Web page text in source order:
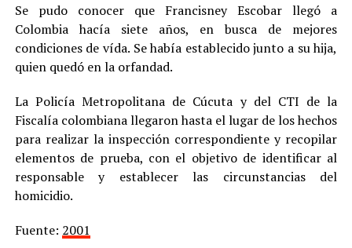
Se pudo conocer que Francisney Escobar llegó a
Colombia hacía siete años, en busca de mejores
condiciones de vída. Se había establecido junto a su hija,
quien quedó en la orfandad.
La Policía Metropolitana de Cúcuta y del CTI de la
Fiscalía colombiana llegaron hasta el lugar de los hechos
para realizar la inspección correspondiente y recopilar
elementos de prueba, con el objetivo de identificar al
responsable y establecer las circunstancias del
homicidio.
Fuente: 2001